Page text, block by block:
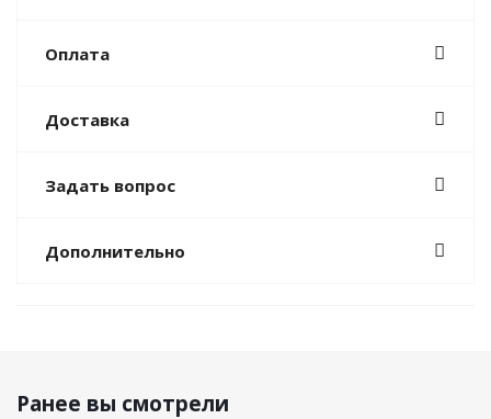
Оплата
Доставка
Задать вопрос
Дополнительно
Ранее вы смотрели